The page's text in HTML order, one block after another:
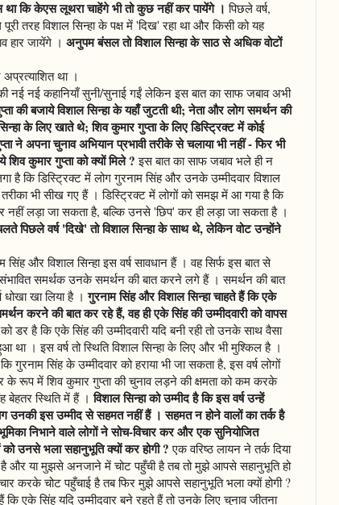
था कि केएस लूथरा चाहेंगे भी तो कुछ नहीं कर पायेंगे । पिछले वर्ष,
तरह विशाल सिन्हा के पक्ष में 'दिख' रहा था और किसी को यह
हार जायेंगे । अनुपम बंसल तो विशाल सिन्हा के साठ से अधिक वोटों
था ।
नई नई कहानियाँ सुनी/सुनाई गईं लेकिन इस बात का साफ जबाव अभी
की बजाये विशाल सिन्हा के यहाँ जुटती थी; नेता और लोग समर्थन की
के लिए खाते थे; शिव कुमार गुप्ता के लिए डिस्ट्रिक्ट में कोई
ने अपना चुनाव अभियान प्रभावी तरीके से चलाया भी नहीं - फिर भी
शिव कुमार गुप्ता को क्यों मिले ?इस बात का साफ जबाव भले ही न
है कि डिस्ट्रिक्ट में लोग गुरनाम सिंह और उनके उम्मीदवार विशाल
भी सीख गए हैं । डिस्ट्रिक्ट में लोगों को समझ में आ गया है कि
नहीं लड़ा जा सकता है, बल्कि उनसे 'छिप' कर ही लड़ा जा सकता है ।
पिछले वर्ष 'दिखे' तो विशाल सिन्हा के साथ थे, लेकिन वोट उन्होंने
और विशाल सिन्हा इस वर्ष सावधान हैं । वह सिर्फ इस बात से
समर्थक उनके समर्थन की बात करने लगे हैं । समर्थन की बात
धोखा खा लिया है ।गुरनाम सिंह और विशाल सिन्हा चाहते हैं कि एके
करने की बात कर रहे हैं, वह ही एके सिंह की उम्मीदवारी को वापस
डर है कि एके सिंह की उम्मीदवारी यदि बनी रही तो उनके साथ वैसा
था । इस वर्ष तो स्थिति विशाल सिन्हा के लिए और भी मुश्किल है ।
गुरनाम सिंह के उम्मीदवार को हराया भी जा सकता है, इस वर्ष लोगों
के रूप में शिव कुमार गुप्ता की चुनाव लड़ने की क्षमता को कम करके
बेहतर स्थिति में हैं ।विशाल सिन्हा को उम्मीद है कि इस वर्ष उन्हें
उनकी इस उम्मीद से सहमत नहीं हैं । सहमत न होने वालों का तर्क है
निभाने वाले लोगों ने सोच-विचार कर और एक सुनियोजित
उनसे भला सहानुभूति क्यों कर होगी ? एक वरिष्ठ लायन ने तर्क दिया
और या मुझसे अनजाने में चोट पहुँची है तब तो मुझे आपसे सहानुभूति हो
करके चोट पहुँचाई है तब फिर मुझे आपसे सहानुभूति भला क्यों होगी ?
एके सिंह यदि उम्मीदवार बने रहते हैं तो उनके लिए चुनाव जीतना